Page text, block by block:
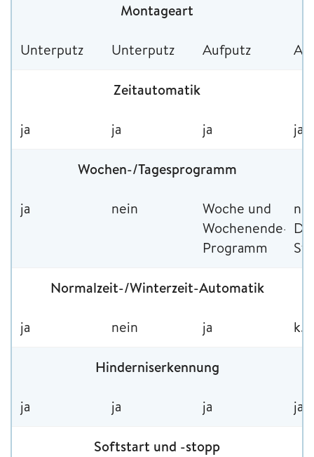
Montageart
Unterputz Unterputz Aufputz
Zeitautomatik
ja ja ja ja
Wochen-/Tagesprogramm
ja nein
Woche und
Wochenende-
Programm
Normalzeit-/Winterzeit-Automatik
ja nein ja k.
Hinderniserkennung
ja ja ja ja
Softstart und -stopp